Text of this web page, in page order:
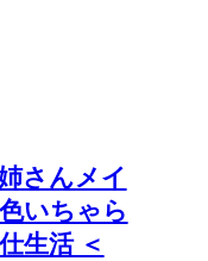
さんメイ
いちゃら
生活 ＜